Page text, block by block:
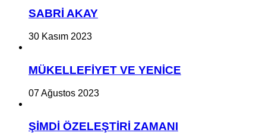
SABRİ AKAY
30 Kasım 2023
MÜKELLEFİYET VE YENİCE
07 Ağustos 2023
ŞİMDİ ÖZELEŞTİRİ ZAMANI